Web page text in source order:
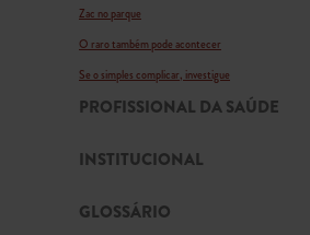
Zac no parque
O raro também pode acontecer
Se o simples complicar, investigue
PROFISSIONAL DA SAÚDE
INSTITUCIONAL
GLOSSÁRIO